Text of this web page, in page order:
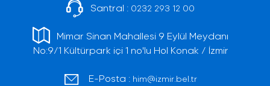
Santral : 0232 293 12 00
Mimar Sinan Mahallesi 9 Eylül Meydanı
No:9/1 Kültürpark içi 1 no'lu Hol Konak / İzmir
E-Posta : him@izmir.bel.tr